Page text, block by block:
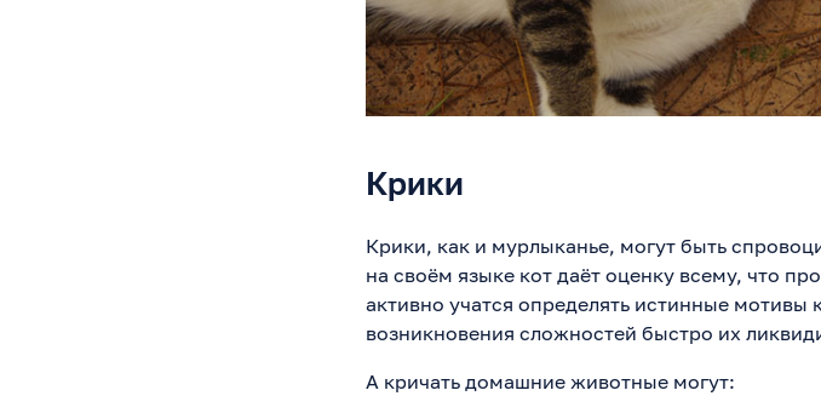
Крики
Крики, как и мурлыканье, могут быть
на своём языке кот даёт оценку всему, что
активно учатся определять истинные мотивы
возникновения сложностей быстро их
А кричать домашние животные могут: